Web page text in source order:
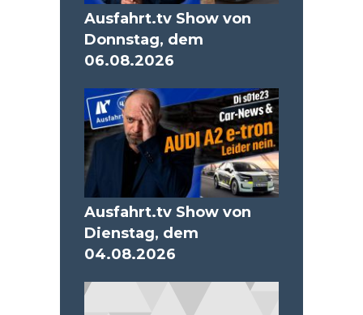
Ausfahrt.tv Show von
Donnstag, dem
06.08.2026
Ausfahrt.tv Show von
Dienstag, dem
04.08.2026